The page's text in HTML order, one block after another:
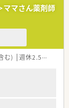
ママさん薬剤師
む) 週休2.5日以上